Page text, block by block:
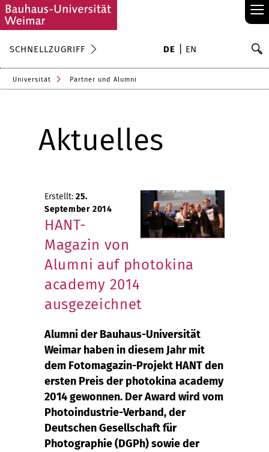
≡
SCHNELLZUGRIFF DE EN
Universität Partner und Alumni
Aktuelles
Erstellt: 25.
September 2014
HANT-
Magazin von
Alumni auf photokina
academy 2014
ausgezeichnet
Alumni der Bauhaus-Universität
Weimar haben in diesem Jahr mit
dem Fotomagazin-Projekt HANT den
ersten Preis der photokina academy
2014 gewonnen. Der Award wird vom
Photoindustrie-Verband, der
Deutschen Gesellschaft für
Photographie (DGPh) sowie der